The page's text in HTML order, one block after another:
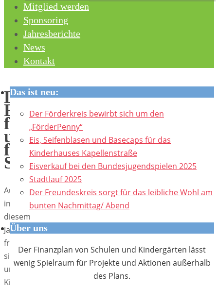
Mitglied werden
Sponsoring
Jahresberichte
News
Kontakt
Leckeres
Eis
für
unsere
fleißigen
Sportler
Auch
in
diesem
Jahr
freuten
sich
unsere
Kinder
Das ist neu:
Der Förderkreis bewirbt sich um den
„FörderPenny“
Eis, Seifenblasen und Basecaps für das
Kinderhauses Kapellenstraße
Eisverkauf bei den Bundesjugendspielen 2025
Stadtlauf 2025
Der Freundeskreis sorgt für das leibliche Wohl am
bunten Nachmittag/ Abend
Über uns
Der Finanzplan von Schulen und Kindergärten lässt
wenig Spielraum für Projekte und Aktionen außerhalb
des Plans.